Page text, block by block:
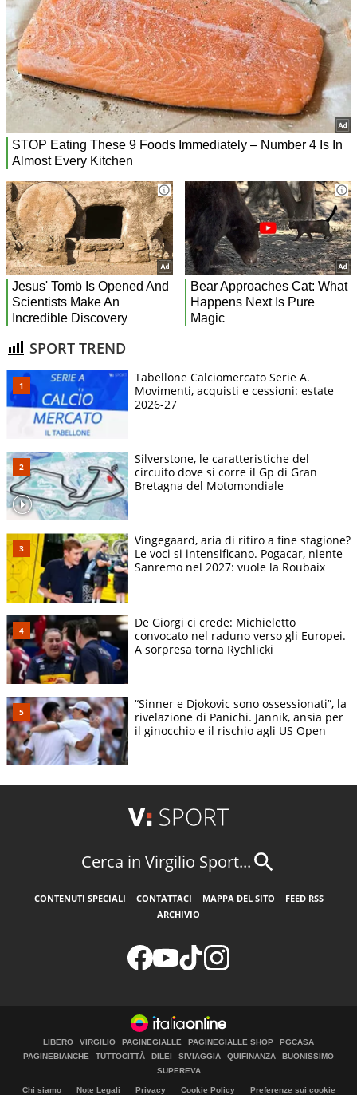
SPORT TREND
Tabellone Calciomercato Serie A.
Movimenti, acquisti e cessioni: estate
2026-27
Silverstone, le caratteristiche del
circuito dove si corre il Gp di Gran
Bretagna del Motomondiale
Vingegaard, aria di ritiro a fine stagione?
Le voci si intensificano. Pogacar, niente
Sanremo nel 2027: vuole la Roubaix
De Giorgi ci crede: Michieletto
convocato nel raduno verso gli Europei.
A sorpresa torna Rychlicki
“Sinner e Djokovic sono ossessionati”, la
rivelazione di Panichi. Jannik, ansia per
il ginocchio e il rischio agli US Open
Cerca in Virgilio Sport...
CONTENUTI SPECIALI CONTATTACI MAPPA DEL SITO
FEED RSS
ARCHIVIO
LIBERO VIRGILIO PAGINEGIALLE PAGINEGIALLE SHOP
PGCASA
PAGINEBIANCHE
TUTTOCITTÀ DILEI SIVIAGGIA QUIFINANZA
BUONISSIMO
SUPEREVA
Chi siamo Note Legali Privacy Cookie Policy Preferenze sui cookie